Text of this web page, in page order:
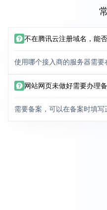
不在腾讯云注册域名，能
使用哪个接入商的服务器需
网站网页未做好需要办理
需要备案，可以在备案时填写